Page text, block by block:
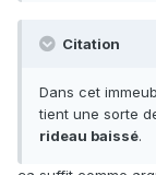
Citation
Dans cet
tient une sorte
rideau baissé.